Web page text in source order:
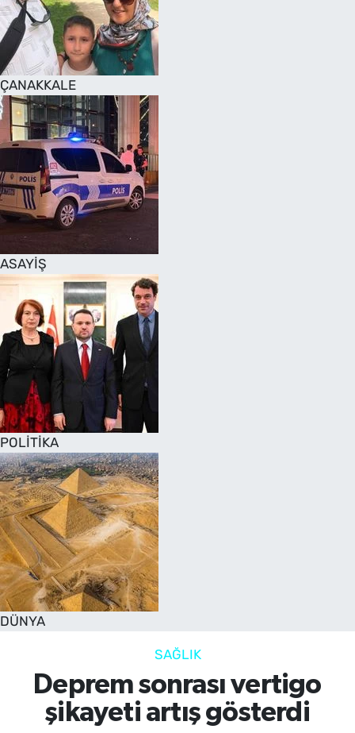
ÇANAKKALE
ASAYİŞ
POLİTİKA
DÜNYA
SAĞLIK
Deprem sonrası vertigo
şikayeti artış gösterdi
SAĞLIK
TV REHBERİ